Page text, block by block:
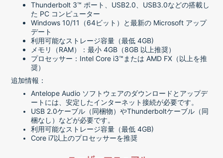
Thunderbolt 3™ ポート、USB2.0、USB3.0などの搭載し
た PC コンピューター
Windows 10/11（64ビット）と最新の Microsoft アップ
デート
利用可能なストレージ容量（最低 4GB)
メモリ（RAM）：最小 4GB（8GB 以上推奨）
プロセッサー：Intel Core i3™または AMD FX（以上を推
奨）
追加情報：
Antelope Audio ソフトウェアのダウンロードとアップデ
ートには、安定したインターネット接続が必要です。
USB 2.0ケーブル（同梱物）やThunderboltケーブル（同
梱なし）などが必要です。
利用可能なストレージ容量（最低 4GB)
Core i7以上のプロセッサーを推奨